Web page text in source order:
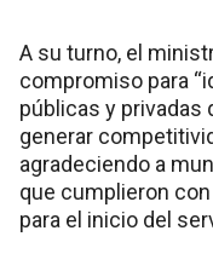
A su turno, el
compromiso para
públicas y privadas
generar
agradeciendo a
que cumplieron
para el inicio del